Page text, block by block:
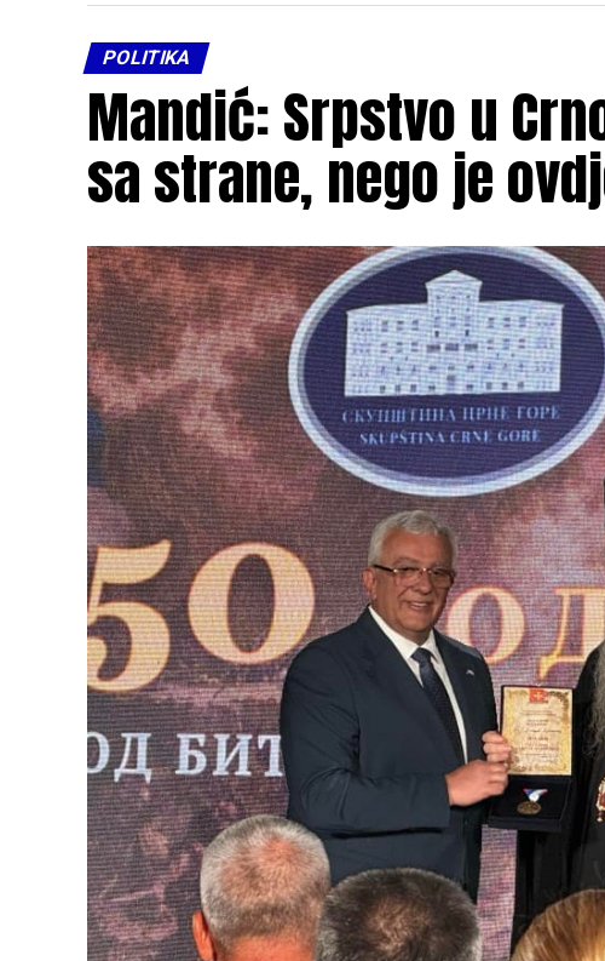
POLITIKA
Mandić: Srpstvo u
sa strane, nego je